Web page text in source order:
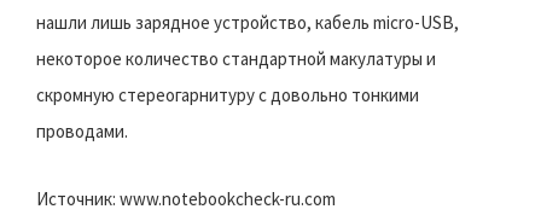
нашли лишь зарядное устройство, кабель micro-USB,
некоторое количество стандартной макулатуры и
скромную стереогарнитуру с довольно тонкими
проводами.
Источник: www.notebookcheck-ru.com